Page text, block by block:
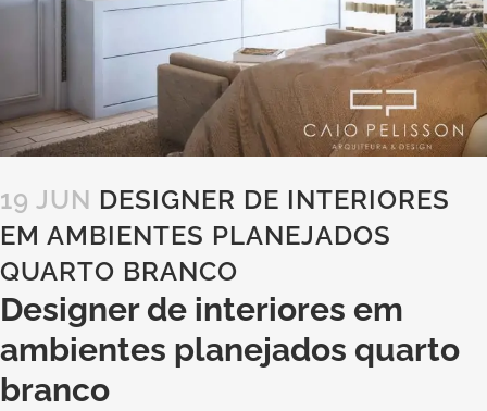
19 JUN DESIGNER DE INTERIORES
EM AMBIENTES PLANEJADOS
QUARTO BRANCO
Designer de interiores em
ambientes planejados quarto
branco